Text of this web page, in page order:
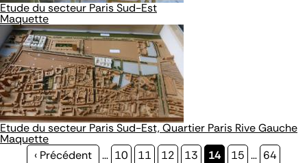
Etude du secteur Paris Sud-Est
Maquette
Etude du secteur Paris Sud-Est, Quartier Paris Rive Gauche
Maquette
Page
‹ Précédent … Page
10 Page
11 Page
12 Page
13
Page
14 Page
15 … Page
64